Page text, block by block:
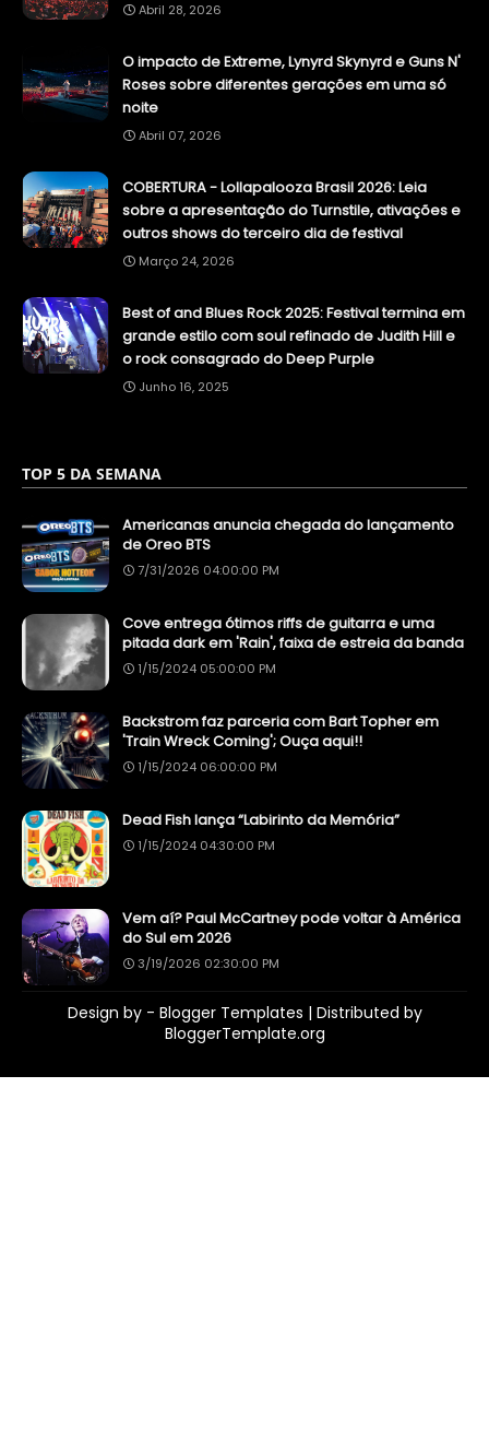
Abril 28, 2026
O impacto de Extreme, Lynyrd Skynyrd e Guns N'
Roses sobre diferentes gerações em uma só
noite
Abril 07, 2026
COBERTURA - Lollapalooza Brasil 2026: Leia
sobre a apresentação do Turnstile, ativações e
outros shows do terceiro dia de festival
Março 24, 2026
Best of and Blues Rock 2025: Festival termina em
grande estilo com soul refinado de Judith Hill e
o rock consagrado do Deep Purple
Junho 16, 2025
TOP 5 DA SEMANA
Americanas anuncia chegada do lançamento
de Oreo BTS
7/31/2026 04:00:00 PM
Cove entrega ótimos riffs de guitarra e uma
pitada dark em 'Rain', faixa de estreia da banda
1/15/2024 05:00:00 PM
Backstrom faz parceria com Bart Topher em
'Train Wreck Coming'; Ouça aqui!!
1/15/2024 06:00:00 PM
Dead Fish lança “Labirinto da Memória”
1/15/2024 04:30:00 PM
Vem aí? Paul McCartney pode voltar à América
do Sul em 2026
3/19/2026 02:30:00 PM
Design by - Blogger Templates | Distributed by
BloggerTemplate.org